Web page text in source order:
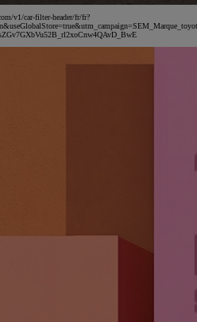
v1/car-filter-header/fr/fr?